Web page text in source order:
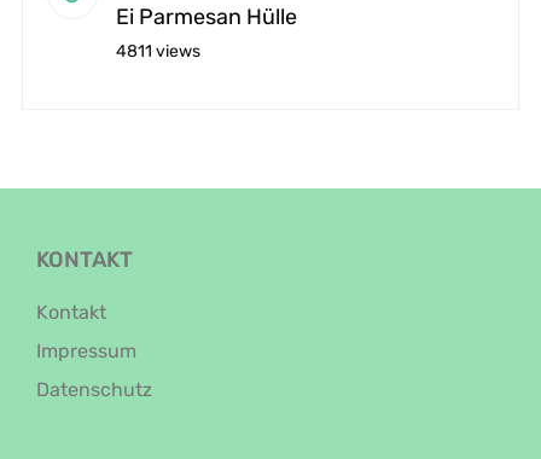
Ei Parmesan Hülle
4811 views
KONTAKT
Kontakt
Impressum
Datenschutz